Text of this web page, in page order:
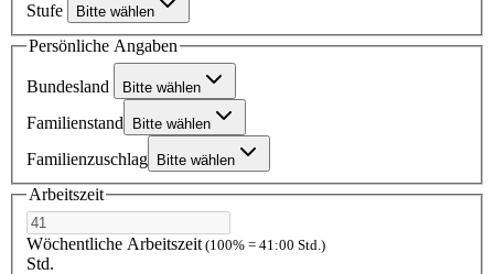
Stufe Bitte wählen
Persönliche Angaben
Bundesland Bitte wählen
Familienstand Bitte wählen
Familienzuschlag Bitte wählen
Arbeitszeit
Wöchentliche Arbeitszeit (100% = 41:00 Std.)
Std.